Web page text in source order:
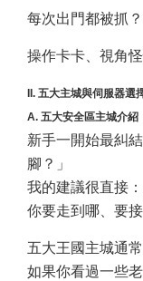
每次出門都被抓？
操作卡卡、視角怪
II. 五大主城與伺服器選
A. 五大安全區主城介紹
新手一開始最糾
腳？」
我的建議很直接：
你要走到哪、要
五大王國主城通
如果你看過一些